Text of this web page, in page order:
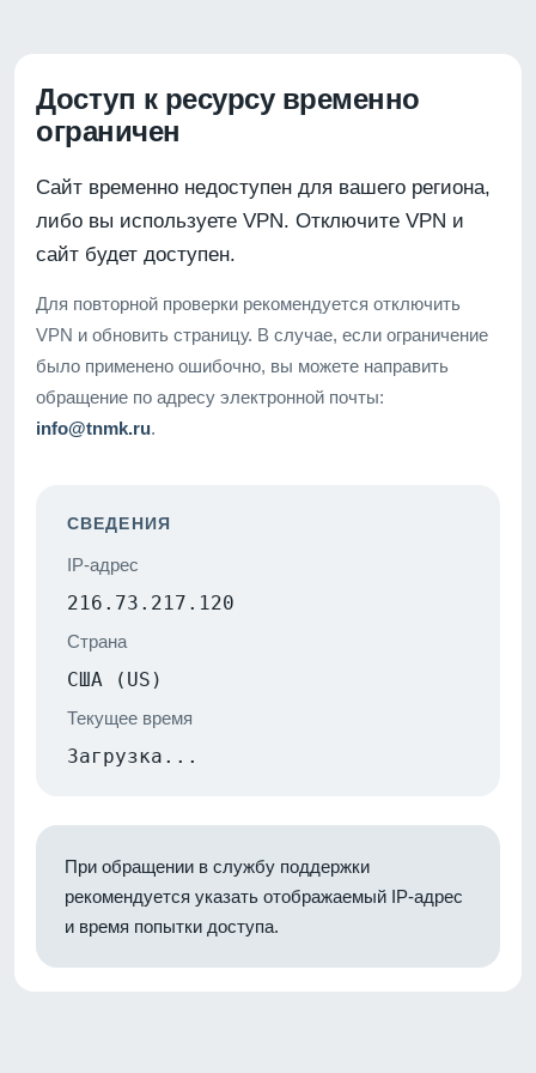
Доступ к ресурсу временно
ограничен
Сайт временно недоступен для вашего региона,
либо вы используете VPN. Отключите VPN и
сайт будет доступен.
Для повторной проверки рекомендуется отключить
VPN и обновить страницу. В случае, если ограничение
было применено ошибочно, вы можете направить
обращение по адресу электронной почты:
info@tnmk.ru.
СВЕДЕНИЯ
IP-адрес
216.73.217.120
Страна
США (US)
Текущее время
Загрузка...
При обращении в службу поддержки
рекомендуется указать отображаемый IP-адрес
и время попытки доступа.